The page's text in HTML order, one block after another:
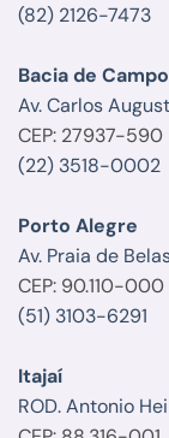
(82) 2126-7473
Bacia de
Av. Carlos
CEP: 27937-590
(22) 3518-0002
Porto Alegre
Av. Praia de
CEP: 90.110-000
(51) 3103-6291
Itajaí
ROD. Antonio